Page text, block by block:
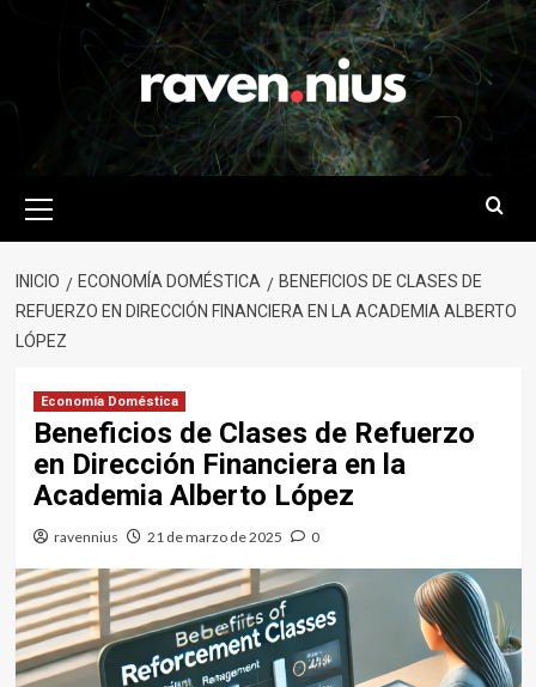
primario
INICIO ECONOMÍA DOMÉSTICA
BENEFICIOS DE CLASES DE
REFUERZO EN DIRECCIÓN FINANCIERA EN LA ACADEMIA ALBERTO
LÓPEZ
Economía Doméstica
Beneficios de Clases de Refuerzo
en Dirección Financiera en la
Academia Alberto López
ravennius 21 de marzo de 2025 0